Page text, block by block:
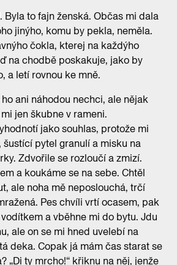
Byla to fajn ženská. Občas mi dala
jinýho, komu by pekla, neměla.
čokla, kterej na každýho
na chodbě poskakuje, jako by
a letí rovnou ke mně.
ani náhodou nechci, ale nějak
jen škubne v rameni.
jako souhlas, protože mi
pytel granulí a misku na
Zdvořile se rozloučí a zmizí.
a koukáme se na sebe. Chtěl
ale noha mě neposlouchá, trčí
Pes chvíli vrtí ocasem, pak
a vběhne mi do bytu. Jdu
ale on se mi hned uvelebí na
deka. Copak já mám čas starat se
„Di ty mrcho!“ křiknu na něj, jenže